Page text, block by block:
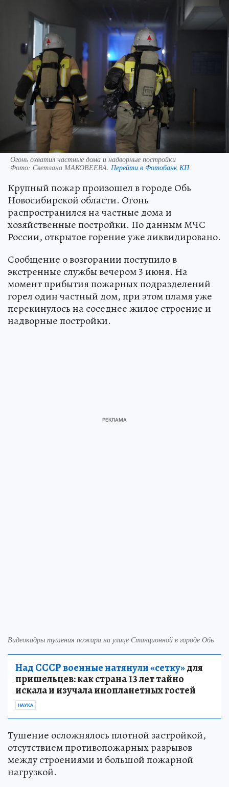
Огонь охватил частные дома и надворные постройки
Фото: Светлана МАКОВЕЕВА. Перейти в Фотобанк КП
Крупный пожар произошел в городе Обь
Новосибирской области. Огонь
распространился на частные дома и
хозяйственные постройки. По данным МЧС
России, открытое горение уже ликвидировано.
Сообщение о возгорании поступило в
экстренные службы вечером 3 июня. На
момент прибытия пожарных подразделений
горел один частный дом, при этом пламя уже
перекинулось на соседнее жилое строение и
надворные постройки.
Видеокадры тушения пожара на улице Станционной в городе Обь
Над СССР военные натянули «сетку»для
пришельцев: как страна 13 лет тайно
искала и изучала инопланетных гостей
НАУКА
Тушение осложнялось плотной застройкой,
отсутствием противопожарных разрывов
между строениями и большой пожарной
нагрузкой.